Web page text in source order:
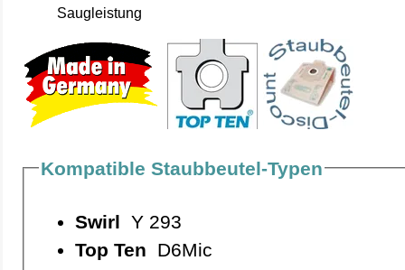
Saugleistung
Kompatible Staubbeutel-Typen
Swirl Y 293
Top Ten D6Mic